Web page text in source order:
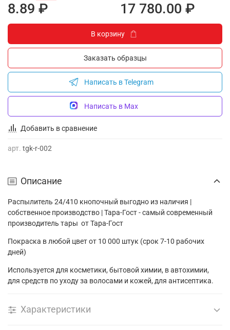
Добавить в сравнение
арт. tgk-r-002
8.89 ₽ 17 780.00 ₽
В корзину
Заказать образцы
Написать в Telegram
Написать в Max
Описание
Распылитель 24/410 кнопочный выгодно из наличия |
собственное производство | Тара-Гост - самый современный
производитель тары от Тара-Гост
Покраска в любой цвет от 10 000 штук (срок 7-10 рабочих
дней)
Используется для косметики, бытовой химии, в автохимии,
для средств по уходу за волосами и кожей, для антисептика.
Характеристики